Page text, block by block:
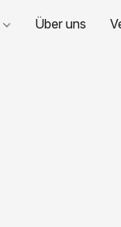
Über uns